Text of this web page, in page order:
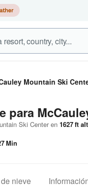
Mountain Ski
para
Ski Center en 1627ft
Min
nieve